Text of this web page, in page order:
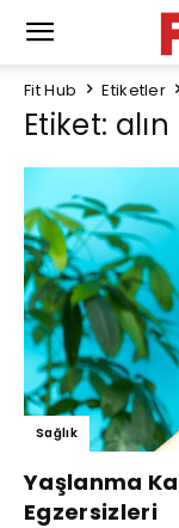
Fit Hub Etiketler
Etiket: alın
Sağlık
Yaşlanma
Egzersizleri